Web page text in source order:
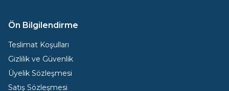
Ön Bilgilendirme
Teslimat Koşulları
Gizlilik ve Güvenlik
Üyelik Sözleşmesi
Satış Sözleşmesi